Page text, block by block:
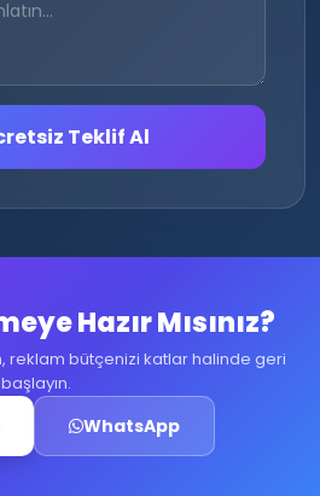
Teklif Al
Hazır Mısınız?
reklam bütçenizi katlar halinde geri
WhatsApp